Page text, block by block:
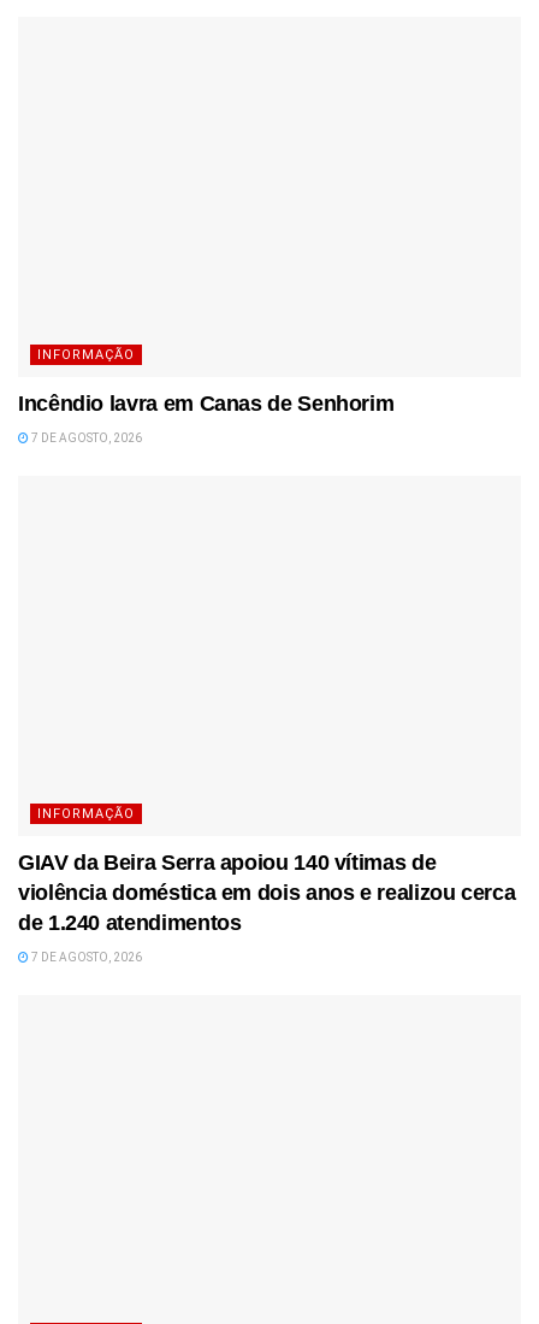
INFORMAÇÃO
Incêndio lavra em Canas de Senhorim
7 DE AGOSTO, 2026
INFORMAÇÃO
GIAV da Beira Serra apoiou 140 vítimas de
violência doméstica em dois anos e realizou cerca
de 1.240 atendimentos
7 DE AGOSTO, 2026